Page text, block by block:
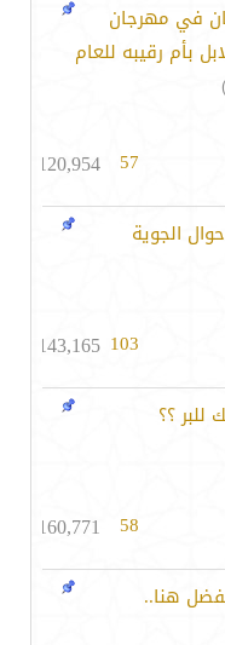
في مهرجان
بأم رقيبه للعام
)
57
120,954
الجوية
103
143,165
؟؟
58
160,771
هنا..